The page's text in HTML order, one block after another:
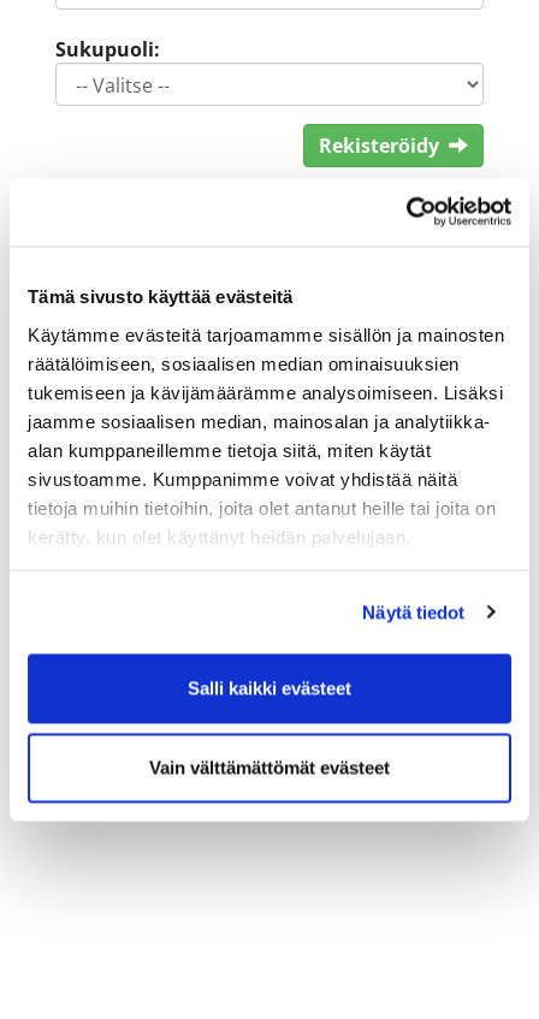
Tämä sivusto käyttää evästeitä
Käytämme evästeitä tarjoamamme sisällön ja mainosten
räätälöimiseen, sosiaalisen median ominaisuuksien
tukemiseen ja kävijämäärämme analysoimiseen. Lisäksi
jaamme sosiaalisen median, mainosalan ja analytiikka-
alan kumppaneillemme tietoja siitä, miten käytät
sivustoamme. Kumppanimme voivat yhdistää näitä
tietoja muihin tietoihin, joita olet antanut heille tai joita on
kerätty, kun olet käyttänyt heidän palvelujaan.
Näytä tiedot
Salli kaikki evästeet
Vain välttämättömät evästeet
Sukupuoli:
Rekisteröidy
(*) Tieto on pakollinen